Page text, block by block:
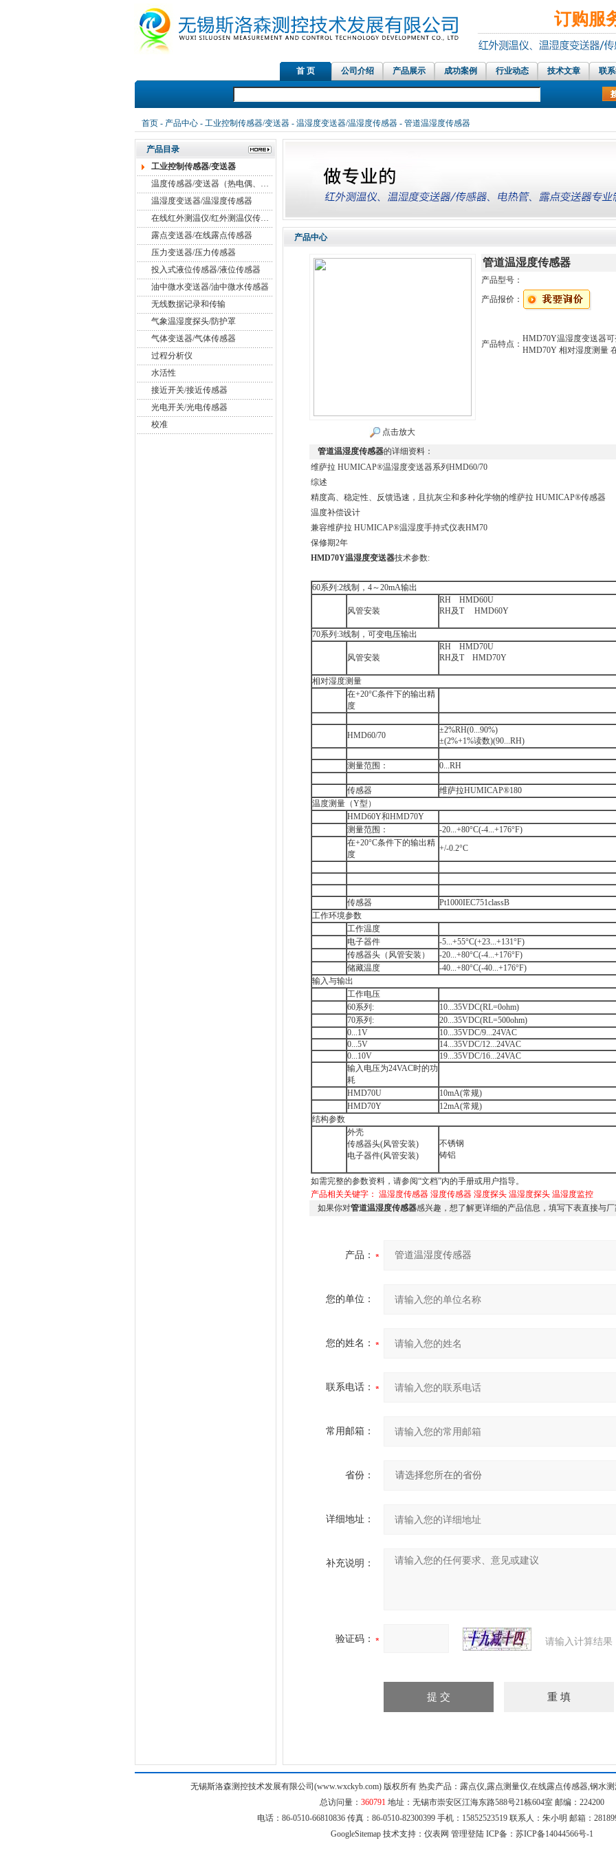
订购服
首 页 公司介绍 产品展示 成功案例 行业动态 技术文章 联
红外测温仪传感器，在线红外测温仪、铝材测温仪，温湿
首页- 产品中心- 工业控制传感器/变送器- 温湿度变送器/温湿度传感器- 管道温湿度传感器
产品目录
工业控制传感器/变送器
温度传感器/变送器（热电偶、热电阻）
温湿度变送器/温湿度传感器
在线红外测温仪/红外测温仪传感器
露点变送器/在线露点传感器
压力变送器/压力传感器
投入式液位传感器/液位传感器
油中微水变送器/油中微水传感器
无线数据记录和传输
气象温湿度探头/防护罩
气体变送器/气体传感器
过程分析仪
水活性
接近开关/接近传感器
光电开关/光电传感器
校准
产品中心
点击放大
管道温湿度传感器
产品型号：
产品报价：
产品特点：
HMD70Y温湿度变送器
HMD70Y 相对湿度测量
管道温湿度传感器的详细资料：
维萨拉 HUMICAP®温湿度变送器系列HMD60/70
综述
精度高、稳定性、反馈迅速，且抗灰尘和多种化学物的维萨拉 HUMICAP®传感器
温度补偿设计
兼容维萨拉 HUMICAP®温湿度手持式仪表HM70
保修期2年
HMD70Y温湿度变送器技术参数:
60系列:2线制，4～20mA输出
风管安装
RH HMD60U
RH及T HMD60Y
70系列:3线制，可变电压输出
风管安装
RH HMD70U
RH及T HMD70Y
相对湿度测量
在+20°C条件下的输出精
度
HMD60/70
±2%RH(0...90%)
±(2%+1%读数)(90...RH)
测量范围： 0...RH
传感器
维萨拉HUMICAP®180
温度测量（Y型）
HMD60Y和HMD70Y
测量范围：
-20...+80°C(-4...+176°F)
在+20°C条件下的输出精
度
+/-0.2°C
传感器
Pt1000IEC751classB
工作环境参数
工作温度
电子器件
-5...+55°C(+23...+131°F)
传感器头（风管安装）
-20...+80°C(-4...+176°F)
储藏温度
-40...+80°C(-40...+176°F)
输入与输出
工作电压
60系列:
10...35VDC(RL=0ohm)
70系列:
20...35VDC(RL=500ohm)
0...1V
10...35VDC/9...24VAC
0...5V
14...35VDC/12...24VAC
0...10V
19...35VDC/16...24VAC
输入电压为24VAC时的功
耗
HMD70U
10mA(常规)
HMD70Y
12mA(常规)
结构参数
外壳
传感器头(风管安装)
电子器件(风管安装)
不锈钢
铸铝
如需完整的参数资料，请参阅“文档”内的手册或用户指导。
产品相关关键字： 温湿度传感器 湿度传感器 湿度探头 温湿度探头 温湿度监控
如果你对管道温湿度传感器感兴趣，想了解更详细的产品信息，填写下表直接与
产品：
您的单位：
您的姓名：
联系电话：
常用邮箱：
省份：
详细地址：
补充说明：
验证码： 请输入计算结果
无锡斯洛森测控技术发展有限公司(www.wxckyb.com) 版权所有 热卖产品：露点仪,露点测量仪,在线露点传感器,钢水
总访问量： 360791 地址：无锡市崇安区江海东路588号21栋604室 邮编：224200
电话：86-0510-66810836 传真：86-0510-82300399 手机：15852523519 联系人：朱小明 邮箱：
GoogleSitemap 技术支持： 仪表网 管理登陆 ICP备： 苏ICP备14044566号-1